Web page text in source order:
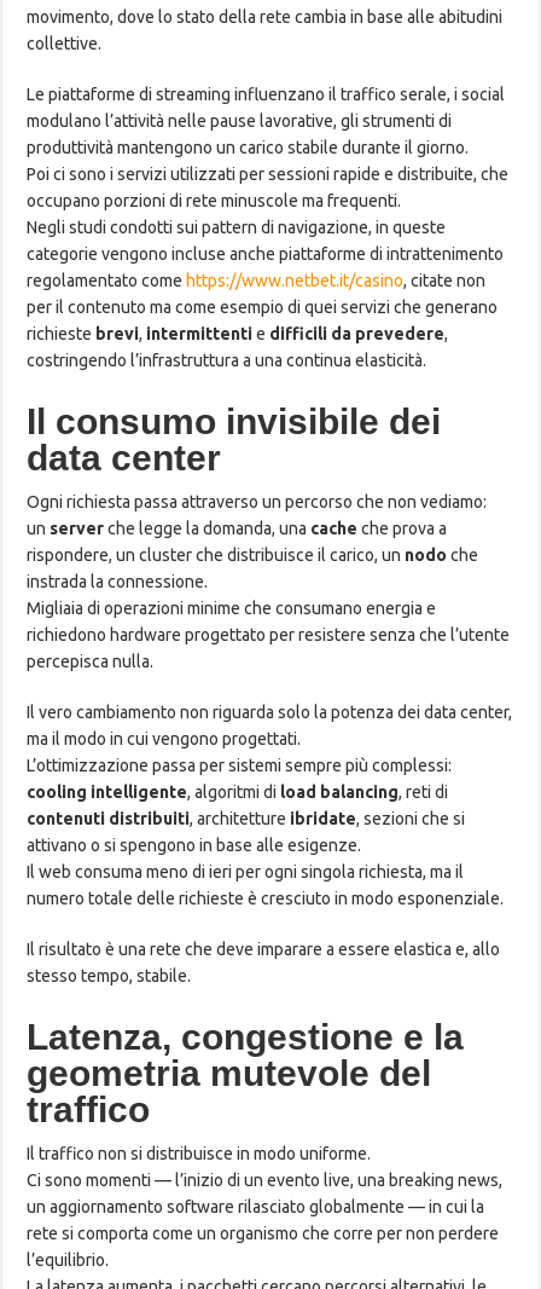
movimento, dove lo stato della rete cambia in base alle abitudini
collettive.
Le piattaforme di streaming influenzano il traffico serale, i social
modulano l’attività nelle pause lavorative, gli strumenti di
produttività mantengono un carico stabile durante il giorno.
Poi ci sono i servizi utilizzati per sessioni rapide e distribuite, che
occupano porzioni di rete minuscole ma frequenti.
Negli studi condotti sui pattern di navigazione, in queste
categorie vengono incluse anche piattaforme di intrattenimento
regolamentato come https://www.netbet.it/casino, citate non
per il contenuto ma come esempio di quei servizi che generano
richieste brevi, intermittentie difficili da prevedere,
costringendo l’infrastruttura a una continua elasticità.
Il consumo invisibile dei
data center
Ogni richiesta passa attraverso un percorso che non vediamo:
un serverche legge la domanda, una cache che prova a
rispondere, un cluster che distribuisce il carico, un nodo che
instrada la connessione.
Migliaia di operazioni minime che consumano energia e
richiedono hardware progettato per resistere senza che l’utente
percepisca nulla.
Il vero cambiamento non riguarda solo la potenza dei data center,
ma il modo in cui vengono progettati.
L’ottimizzazione passa per sistemi sempre più complessi:
cooling intelligente, algoritmi di load balancing, reti di
contenuti distribuiti, architetture ibridate, sezioni che si
attivano o si spengono in base alle esigenze.
Il web consuma meno di ieri per ogni singola richiesta, ma il
numero totale delle richieste è cresciuto in modo esponenziale.
Il risultato è una rete che deve imparare a essere elastica e, allo
stesso tempo, stabile.
Latenza, congestione e la
geometria mutevole del
traffico
Il traffico non si distribuisce in modo uniforme.
Ci sono momenti — l’inizio di un evento live, una breaking news,
un aggiornamento software rilasciato globalmente — in cui la
rete si comporta come un organismo che corre per non perdere
l’equilibrio.